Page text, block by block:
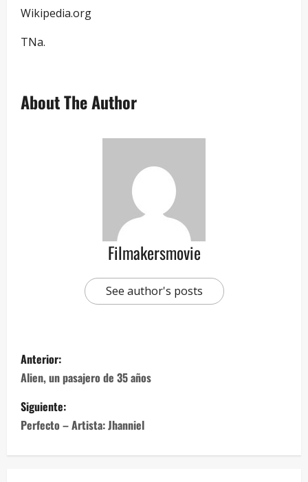
Wikipedia.org
TNa.
About The Author
Filmakersmovie
See author's posts
Anterior:
Alien, un pasajero de 35 años
Siguiente:
Perfecto – Artista: Jhanniel